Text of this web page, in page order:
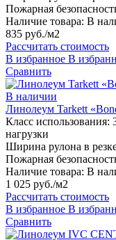
Пожарная
Наличие товара: В
835 руб./м2
Рассчитать стоимость
В избранное В
Сравнить
В наличии
Линолеум Tarkett
Класс использования:
нагрузки
Ширина рулона в
Пожарная
Наличие товара: В
1 025 руб./м2
Рассчитать стоимость
В избранное В
Сравнить